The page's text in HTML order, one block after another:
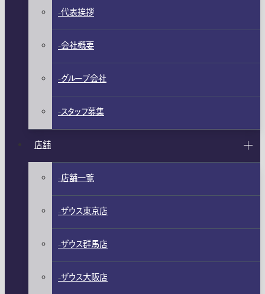
代表挨拶
会社概要
グループ会社
スタッフ募集
店舗
店舗一覧
ザウス東京店
ザウス群馬店
ザウス大阪店